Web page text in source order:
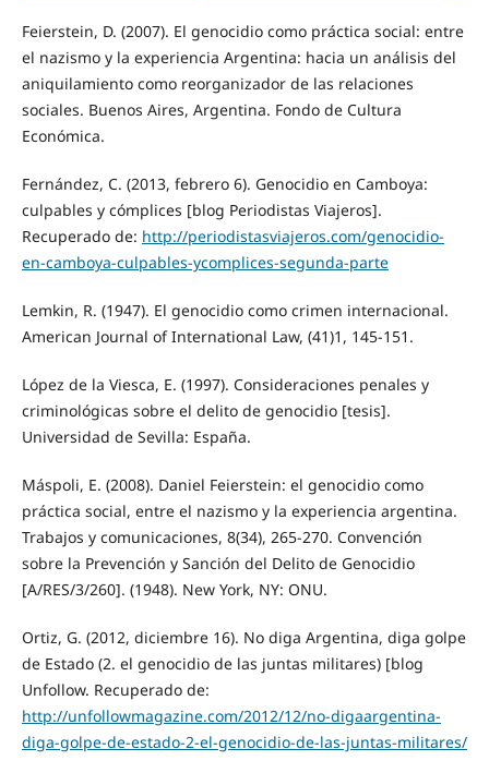
Feierstein, D. (2007). El genocidio como práctica social: entre
el nazismo y la experiencia Argentina: hacia un análisis del
aniquilamiento como reorganizador de las relaciones
sociales. Buenos Aires, Argentina. Fondo de Cultura
Económica.
Fernández, C. (2013, febrero 6). Genocidio en Camboya:
culpables y cómplices [blog Periodistas Viajeros].
Recuperado de: http://periodistasviajeros.com/genocidio-
en-camboya-culpables-ycomplices-segunda-parte
Lemkin, R. (1947). El genocidio como crimen internacional.
American Journal of International Law, (41)1, 145-151.
López de la Viesca, E. (1997). Consideraciones penales y
criminológicas sobre el delito de genocidio [tesis].
Universidad de Sevilla: España.
Máspoli, E. (2008). Daniel Feierstein: el genocidio como
práctica social, entre el nazismo y la experiencia argentina.
Trabajos y comunicaciones, 8(34), 265-270. Convención
sobre la Prevención y Sanción del Delito de Genocidio
[A/RES/3/260]. (1948). New York, NY: ONU.
Ortiz, G. (2012, diciembre 16). No diga Argentina, diga golpe
de Estado (2. el genocidio de las juntas militares) [blog
Unfollow. Recuperado de:
http://unfollowmagazine.com/2012/12/no-digaargentina-
diga-golpe-de-estado-2-el-genocidio-de-las-juntas-militares/